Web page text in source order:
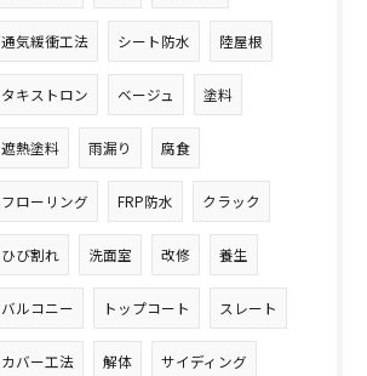
通気緩衝工法 シート防水 陸屋根
タキストロン ベージュ 塗料
遮熱塗料 雨漏り 腐食
フローリング FRP防水 クラック
ひび割れ 洗面室 改修 養生
バルコニー トップコート スレート
カバー工法 解体 サイディング